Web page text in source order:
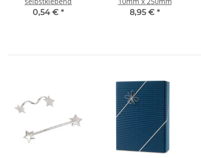
0,54 € *
8,95 € *